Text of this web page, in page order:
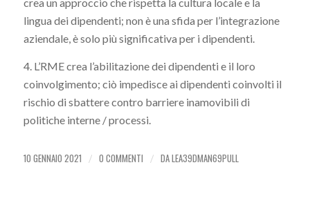
lingua dei dipendenti; non è una sfida per l’integrazione
aziendale, è solo più significativa per i dipendenti.
4. L’RME crea l’abilitazione dei dipendenti e il loro
coinvolgimento; ciò impedisce ai dipendenti coinvolti il
rischio di sbattere contro barriere inamovibili di
politiche interne / processi.
10 GENNAIO 2021 / 0 COMMENTI / DALEA39DMAN69PULL